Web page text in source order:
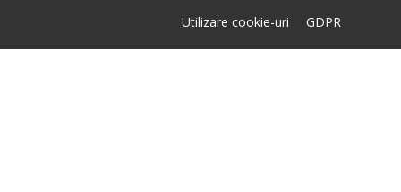
Utilizare cookie-uri GDPR